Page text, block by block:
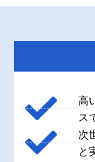
高
ス
次
と